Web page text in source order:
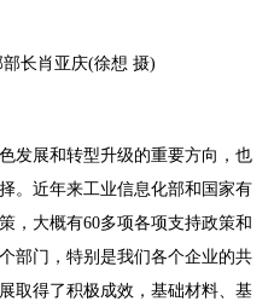
长肖亚庆(徐想 摄)
展和转型升级的重要方向，也
。近年来工业信息化部和国家有
，大概有60多项各项支持政策和
部门，特别是我们各个企业的共
取得了积极成效，基础材料、基